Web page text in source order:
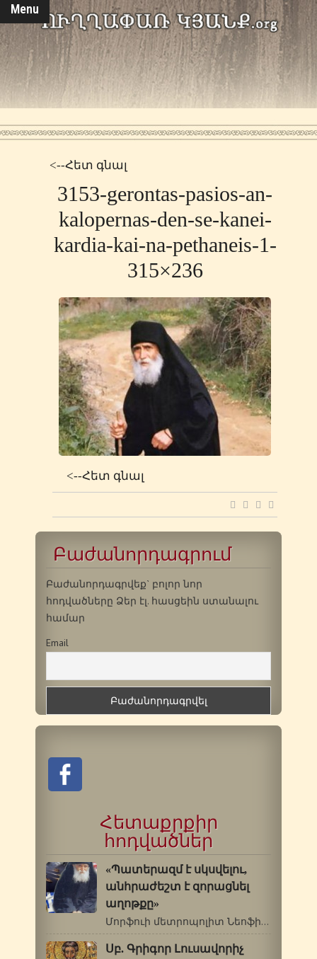
Menu
<--Հետ գնալ
3153-gerontas-pasios-an-
kalopernas-den-se-kanei-
kardia-kai-na-pethaneis-1-
315×236
<--Հետ գնալ
Բաժանորդագրում
Բաժանորդագրվեք` բոլոր նոր
հոդվածները Ձեր էլ. հասցեին ստանալու
համար
Email
Հետաքրքիր
հոդվածներ
«Պատերազմ է սկսվելու,
անհրաժեշտ է զորացնել
աղոթքը»
Մորֆուի մետրոպոլիտ Նեոֆիտոսը Սբ.Պաիսիոս…
Սբ. Գրիգոր Լուսավորիչ